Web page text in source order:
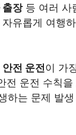
출장등 여러 사
유롭게 여행
안전 운전이 가
전 운전 수칙
하는 문제 발생